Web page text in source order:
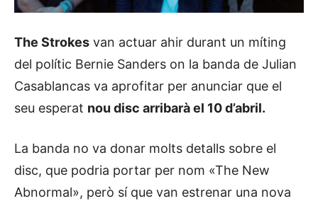
The Strokes van actuar ahir durant un míting
del polític Bernie Sanders on la banda de Julian
Casablancas va aprofitar per anunciar que el
seu esperat nou disc arribarà el 10 d’abril.
La banda no va donar molts detalls sobre el
disc, que podria portar per nom «The New
Abnormal», però sí que van estrenar una nova